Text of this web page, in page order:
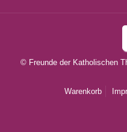
© Freunde der Katholischen
Warenkorb